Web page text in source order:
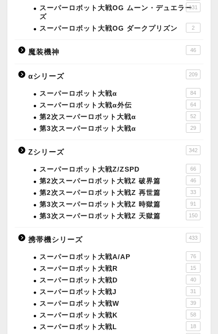
スーパーロボット大戦OG ムーン・デュエラー
ズ
131
スーパーロボット大戦OG ダークプリズン 2
魔装機神 46
αシリーズ 209
スーパーロボット大戦α 84
スーパーロボット大戦α外伝 64
第2次スーパーロボット大戦α 52
第3次スーパーロボット大戦α 29
Zシリーズ 342
スーパーロボット大戦Z/ZSPD 66
第2次スーパーロボット大戦Z 破界篇 46
第2次スーパーロボット大戦Z 再世篇 33
第3次スーパーロボット大戦Z 時獄篇 91
第3次スーパーロボット大戦Z 天獄篇 150
携帯機シリーズ 433
スーパーロボット大戦A/AP 76
スーパーロボット大戦R 15
スーパーロボット大戦D 40
スーパーロボット大戦J 31
スーパーロボット大戦W 39
スーパーロボット大戦K 58
スーパーロボット大戦L 18